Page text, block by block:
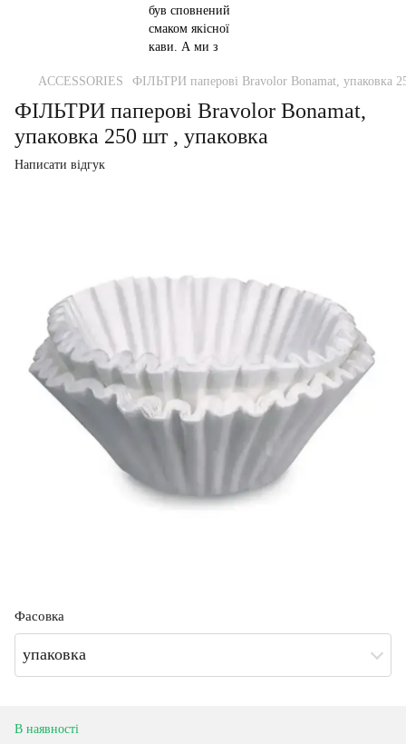
ACCESSORIES ФІЛЬТРИ паперові Bravolor Bonamat, упаковка
ФІЛЬТРИ паперові Bravolor Bonamat,
упаковка 250 шт , упаковка
Написати відгук
Фасовка
упаковка
В наявності